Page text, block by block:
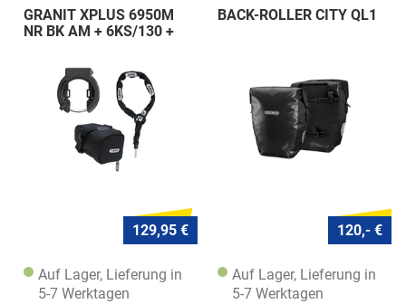
GRANIT XPLUS 6950M
NR BK AM + 6KS/130 +
129,95 €
Auf Lager, Lieferung in
5-7 Werktagen
BACK-ROLLER CITY QL1
120,- €
Auf Lager, Lieferung in
5-7 Werktagen